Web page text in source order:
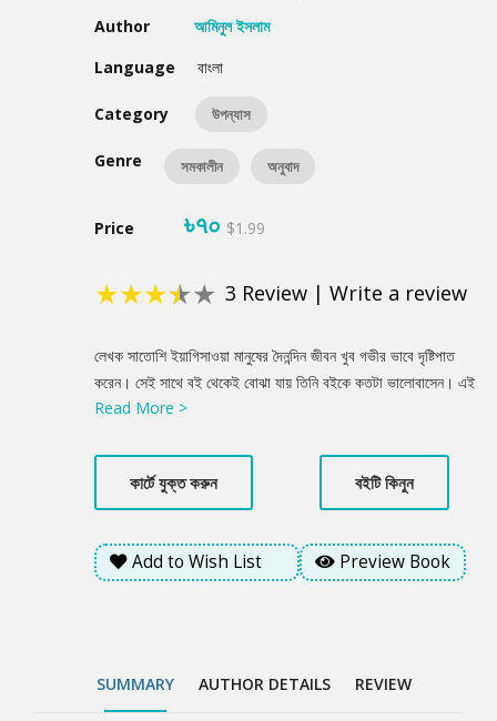
Author
আমিনুল ইসলাম
Language
বাংলা
Category উপন্যাস
Genre সমকালীন অনুবাদ
Price ৳৭০ $1.99
★★★★★ 3 Review | Write a review
Product
Summery
লেখক সাতোশি ইয়াগিসাওয়া মানুষের দৈনন্দিন জীবন খুব গভীর ভাবে দৃষ্টিপাত
করেন। সেই সাথে বই থেকেই বোঝা যায় তিনি বইকে কতটা ভালোবাসেন। এই
বইতে মরিসাকি বইঘরে আরও কিছুদিন সময় কাটাতে যাচ্ছেন পাঠকরা, সেই সাথে
জন্যে জায়গাটা রীতিমতো স্বর্গ। ইতিহাস, সাহিত্য, সিনেমা বা বিড়াল- আপনার
যে বিষয়েই বই দরকার হোক না কেন, তার খোঁজ পাবেন এখানে। বিবাহ-বার্ষিকীর
উপহার হিসেবে মামা-মামিকে একান্তে কিছুদিন ছুটি কাটানোর সুযোগ করে দেয়
তাকাকো। আর সে চলে যায় মরিসাকি বইঘরের উপরতলায়। প্রথমে রাজি না
হলেও ঠিকই তাকাকোর হাতে কয়েক দিনের জন্যে বইঘর সামলানোর দায়িত্ব
বা কি? মরিসাকি বইঘরের আরও কিছুদিন কাটানোর সাথে সাথে দেখা মিলবে নতুন
Read More >
কার্টে যুক্ত করুন বইটি কিনুন
Add to Wish List Preview Book
SUMMARY AUTHOR DETAILS REVIEW